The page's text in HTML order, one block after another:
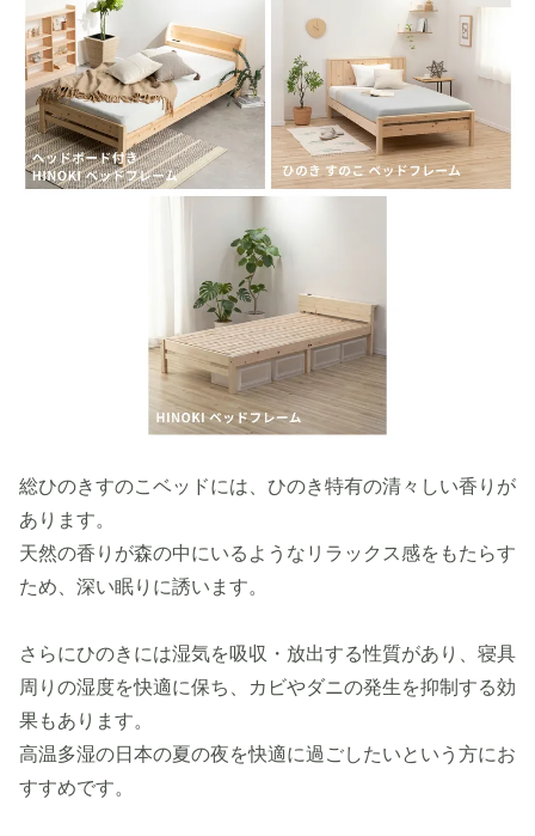
総ひのきすのこベッドには、ひのき特有の清々しい香りが
あります。
天然の香りが森の中にいるようなリラックス感をもたらす
ため、深い眠りに誘います。
さらにひのきには湿気を吸収・放出する性質があり、寝具
周りの湿度を快適に保ち、カビやダニの発生を抑制する効
果もあります。
高温多湿の日本の夏の夜を快適に過ごしたいという方にお
すすめです。